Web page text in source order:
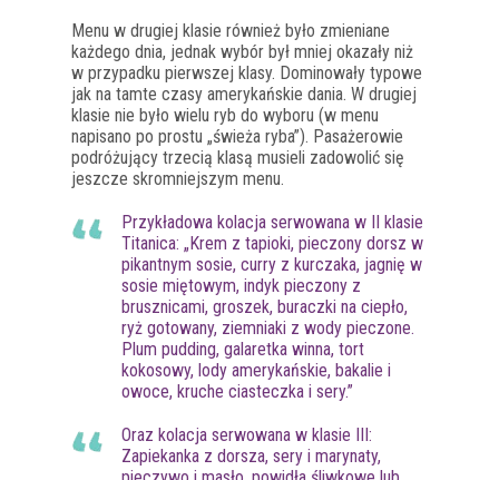
Menu w drugiej klasie również było zmieniane
każdego dnia, jednak wybór był mniej okazały niż
w przypadku pierwszej klasy. Dominowały typowe
jak na tamte czasy amerykańskie dania. W drugiej
klasie nie było wielu ryb do wyboru (w menu
napisano po prostu „świeża ryba”). Pasażerowie
podróżujący trzecią klasą musieli zadowolić się
jeszcze skromniejszym menu.
Przykładowa kolacja serwowana w II klasie
Titanica: „Krem z tapioki, pieczony dorsz w
pikantnym sosie, curry z kurczaka, jagnię w
sosie miętowym, indyk pieczony z
brusznicami, groszek, buraczki na ciepło,
ryż gotowany, ziemniaki z wody pieczone.
Plum pudding, galaretka winna, tort
kokosowy, lody amerykańskie, bakalie i
owoce, kruche ciasteczka i sery.”
Oraz kolacja serwowana w klasie III:
Zapiekanka z dorsza, sery i marynaty,